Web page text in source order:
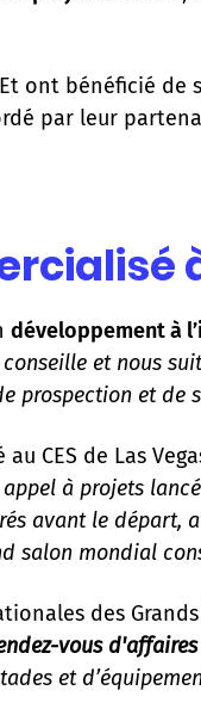
ont bénéficié de
par leur
développement à
et nous
prospection et de
CES de Las
à projets
avant le départ,
salon mondial
des
vous d'affaires
et